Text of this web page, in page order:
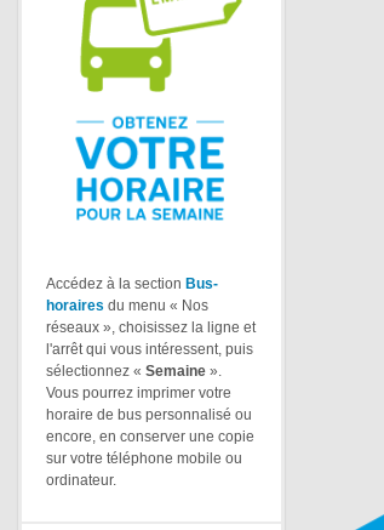
Accédez à la section Bus-
horaires du menu « Nos
réseaux », choisissez la ligne et
l'arrêt qui vous intéressent, puis
sélectionnez « Semaine ».
Vous pourrez imprimer votre
horaire de bus personnalisé ou
encore, en conserver une copie
sur votre téléphone mobile ou
ordinateur.